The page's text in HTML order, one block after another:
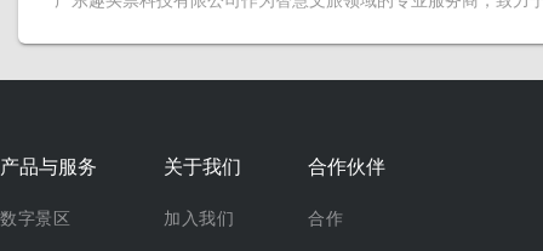
产品与服务
数字景区
关于我们
加入我们
合作伙伴
合作